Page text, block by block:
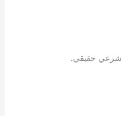
شرعي حقيقي.